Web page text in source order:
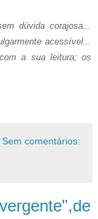
dúvida corajosa...
acessível...
a sua leitura; os
Sem comentários: